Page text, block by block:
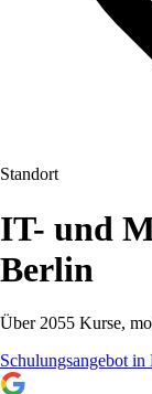
Standort
IT- und
Berlin
Über 2055 Kurse,
Schulungsangebot in